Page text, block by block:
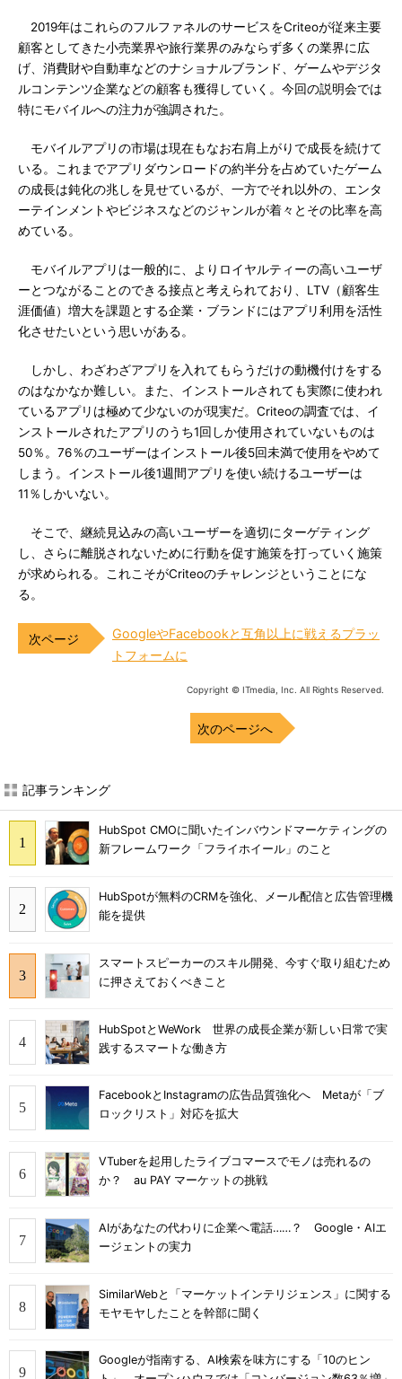
2019年はこれらのフルファネルのサービスをCriteoが従来主要
顧客としてきた小売業界や旅行業界のみならず多くの業界に広
げ、消費財や自動車などのナショナルブランド、ゲームやデジタ
ルコンテンツ企業などの顧客も獲得していく。今回の説明会では
特にモバイルへの注力が強調された。
モバイルアプリの市場は現在もなお右肩上がりで成長を続けて
いる。これまでアプリダウンロードの約半分を占めていたゲーム
の成長は鈍化の兆しを見せているが、一方でそれ以外の、エンタ
ーテインメントやビジネスなどのジャンルが着々とその比率を高
めている。
モバイルアプリは一般的に、よりロイヤルティーの高いユーザ
ーとつながることのできる接点と考えられており、LTV（顧客生
涯価値）増大を課題とする企業・ブランドにはアプリ利用を活性
化させたいという思いがある。
しかし、わざわざアプリを入れてもらうだけの動機付けをする
のはなかなか難しい。また、インストールされても実際に使われ
ているアプリは極めて少ないのが現実だ。Criteoの調査では、イ
ンストールされたアプリのうち1回しか使用されていないものは
50％。76％のユーザーはインストール後5回未満で使用をやめて
しまう。インストール後1週間アプリを使い続けるユーザーは
11％しかいない。
そこで、継続見込みの高いユーザーを適切にターゲティング
し、さらに離脱されないために行動を促す施策を打っていく施策
が求められる。これこそがCriteoのチャレンジということにな
る。
GoogleやFacebookと互角以上に戦えるプラッ
トフォームに
Copyright © ITmedia, Inc. All Rights Reserved.
次のページへ
記事ランキング
HubSpot CMOに聞いたインバウンドマーケティングの
新フレームワーク「フライホイール」のこと
HubSpotが無料のCRMを強化、メール配信と広告管理機
能を提供
スマートスピーカーのスキル開発、今すぐ取り組むため
に押さえておくべきこと
HubSpotとWeWork 世界の成長企業が新しい日常で実
践するスマートな働き方
FacebookとInstagramの広告品質強化へ Metaが「ブ
ロックリスト」対応を拡大
VTuberを起用したライブコマースでモノは売れるの
か？ au PAY マーケットの挑戦
AIがあなたの代わりに企業へ電話……？ Google・AIエ
ージェントの実力
SimilarWebと「マーケットインテリジェンス」に関する
モヤモヤしたことを幹部に聞く
Googleが指南する、AI検索を味方にする「10のヒン